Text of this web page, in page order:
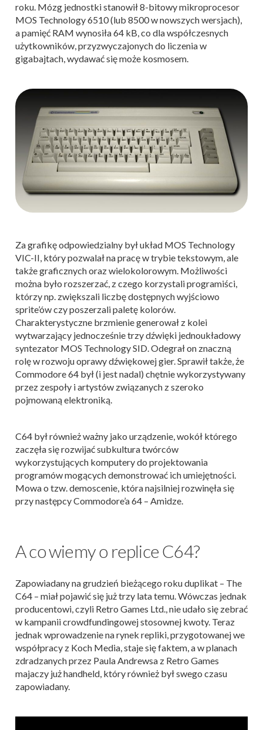
roku. Mózg jednostki stanowił 8-bitowy mikroprocesor
MOS Technology 6510 (lub 8500 w nowszych wersjach),
a pamięć RAM wynosiła 64 kB, co dla współczesnych
użytkowników, przyzwyczajonych do liczenia w
gigabajtach, wydawać się może kosmosem.
Za grafikę odpowiedzialny był układ MOS Technology
VIC-II, który pozwalał na pracę w trybie tekstowym, ale
także graficznych oraz wielokolorowym. Możliwości
można było rozszerzać, z czego korzystali programiści,
którzy np. zwiększali liczbę dostępnych wyjściowo
sprite’ów czy poszerzali paletę kolorów.
Charakterystyczne brzmienie generował z kolei
wytwarzający jednocześnie trzy dźwięki jednoukładowy
syntezator MOS Technology SID. Odegrał on znaczną
rolę w rozwoju oprawy dźwiękowej gier. Sprawił także, że
Commodore 64 był (i jest nadal) chętnie wykorzystywany
przez zespoły i artystów związanych z szeroko
pojmowaną elektroniką.
C64 był również ważny jako urządzenie, wokół którego
zaczęła się rozwijać subkultura twórców
wykorzystujących komputery do projektowania
programów mogących demonstrować ich umiejętności.
Mowa o tzw. demoscenie, która najsilniej rozwinęła się
przy następcy Commodore’a 64 – Amidze.
A co wiemy o replice C64?
Zapowiadany na grudzień bieżącego roku duplikat – The
C64 – miał pojawić się już trzy lata temu. Wówczas jednak
producentowi, czyli Retro Games Ltd., nie udało się zebrać
w kampanii crowdfundingowej stosownej kwoty. Teraz
jednak wprowadzenie na rynek repliki, przygotowanej we
współpracy z Koch Media, staje się faktem, a w planach
zdradzanych przez Paula Andrewsa z Retro Games
majaczy już handheld, który również był swego czasu
zapowiadany.